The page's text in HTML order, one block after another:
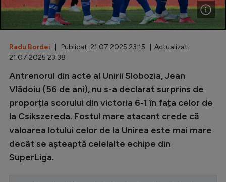
Special
Diverse
Inedit
Champions League
Europa League
Radu Bordei | Publicat: 21.07.2025 23:15 | Actualizat:
21.07.2025 23:38
Antrenorul din acte al Unirii Slobozia, Jean
Vlădoiu (56 de ani), nu s-a declarat surprins de
proporția scorului din victoria 6-1 în fața celor de
la Csikszereda. Fostul mare atacant crede că
valoarea lotului celor de la Unirea este mai mare
decât se așteaptă celelalte echipe din
SuperLiga.